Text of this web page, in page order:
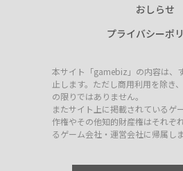
おしらせ
プライバシーポ
本サイト「gamebiz」の内容は、
止します。ただし商用利用を除き
の限りではありません。
またサイト上に掲載されているゲ
作権やその他知的財産権はそれぞ
るゲーム会社・運営会社に帰属しま